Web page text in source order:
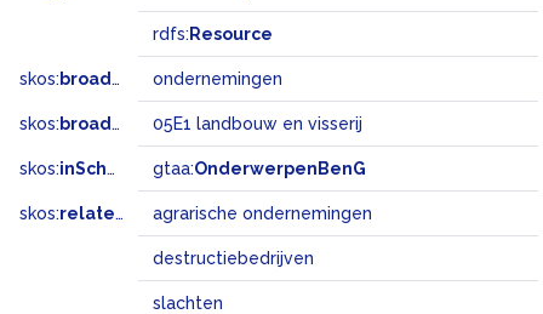
rdfs: Resource
skos: broader ondernemingen
skos: broadMatch 05E1 landbouw en visserij
skos:inScheme gtaa:OnderwerpenBenG
skos:related agrarische ondernemingen
destructiebedrijven
slachten